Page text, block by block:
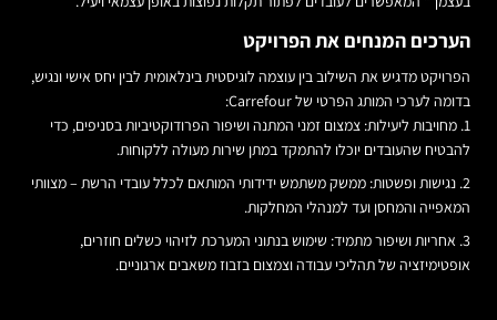
הערכים המנחים את הפרויקט
הפרויקט מדגיש את השילוב בין עוצמה לוגיסטית בינלאומית לבין יחס אישי ונגיש,
בדומה לערכי המותג הפרטי של Carrefour:
מחויבות ליעילות: צמצום זמני המתנה ושיפור הפרודוקטיביות בסניפים, כדי
להבטיח שהעובדים יוכלו להתמקד במתן שירות מעולה ללקוחות.
נגישות ופשטות: ממשק משתמש ידידותי המותאם לכלל עובדי הרשת – מצוותי
המאפייה והמחסן ועד למנהלי המחלקות.
אחריות ושיפור מתמיד: שימוש בנתוני המערכת לזיהוי כשלים חוזרים,
אופטימיזציה של תהליכי עבודה וצמצום בזבוז משאבים ארגוניים.